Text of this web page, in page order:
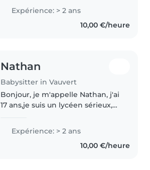
j'adore les enfant leur façon de
faire je suis drôle et avec eux
Expérience: > 2 ans
10,00 €/heure
Nathan
Babysitter in Vauvert
Bonjour, je m'appelle Nathan, j'ai
17 ans,je suis un lycéen sérieux,
déjà effectué du baby-sitting, ce
qui m'a permis d'acquérir de
Expérience: > 2 ans
10,00 €/heure